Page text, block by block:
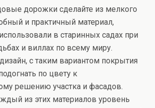
дорожки сделайте из мелкого
и практичный материал,
в старинных садах при
и виллах по всему миру.
с таким вариантом покрытия
по цвету к
решению участка и фасадов.
из этих материалов уровень